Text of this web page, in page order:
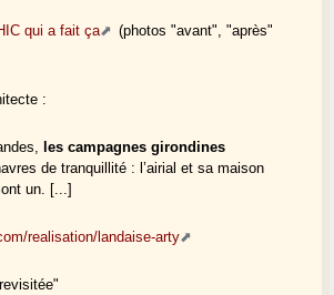
qui a fait ça
(photos "avant", "après"
:
les campagnes girondines
de tranquillité : l’airial et sa maison
un. [...]
realisation/landaise-arty